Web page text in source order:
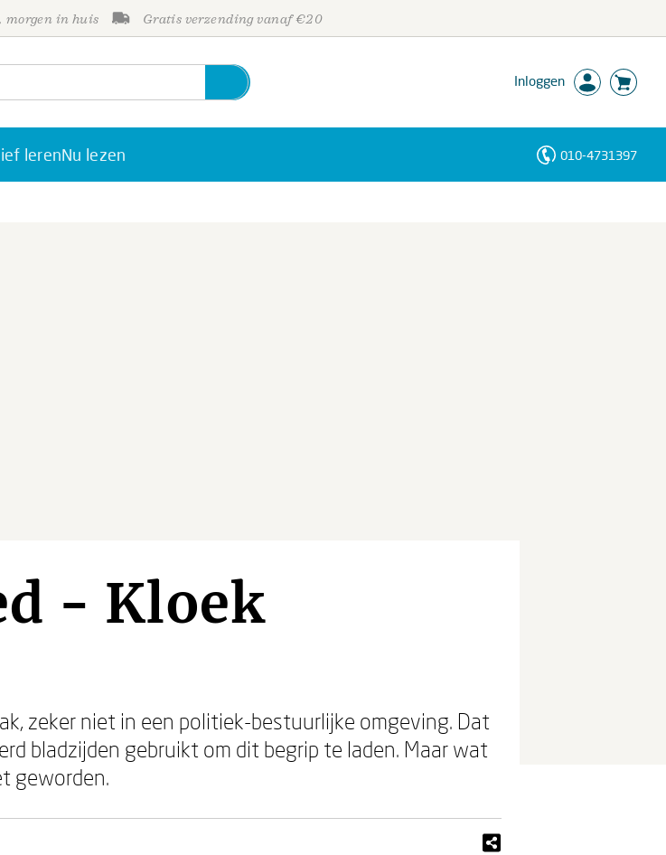
morgen in huis Gratis verzending vanaf €20
Inloggen
lerenNu lezen 010-4731397
- Kloek
zeker niet in een politiek-bestuurlijke omgeving. Dat
bladzijden gebruikt om dit begrip te laden. Maar wat
geworden.
Personen